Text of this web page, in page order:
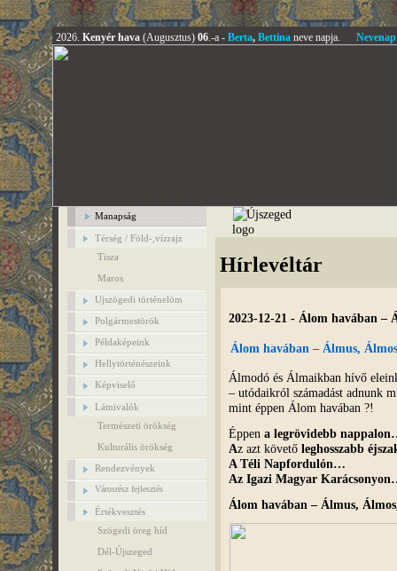
2026. Kenyér hava(Augusztus)06.-a -Berta,Bettina neve napja.
Manapság
Térség / Föld-,vízrajz
Tisza
Maros
Ujszögedi történelöm
Polgármestörök
Példaképeink
Hellytörténészeink
Képviselő
Látnivalók
Természeti örökség
Kulturális örökség
Rendezvények
Városrész fejlesztés
Értékvesztés
Szögedi öreg híd
Dél-Újszeged
Hírlevéltár
2023-12-21 - Álom havában
Álom havában – Álmus,
Álmodó és Álmaikban hívő
– utódaikról számadást adnunk
mint éppen Álom havában ?!
Éppena legrövidebb
Az azt követőleghosszabb
A Téli Napfordulón…
Az Igazi Magyar
Álom havában – Álmus,